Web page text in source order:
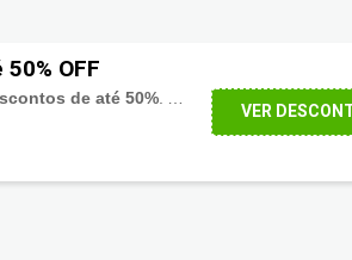
OFF
de até 50%
VER